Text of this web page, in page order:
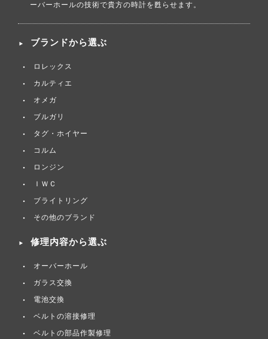
ーバーホールの技術で貴方の時計を甦らせます。
ブランドから選ぶ
ロレックス
カルティエ
オメガ
ブルガリ
タグ・ホイヤー
コルム
ロンジン
ＩＷＣ
ブライトリング
その他のブランド
修理内容から選ぶ
オーバーホール
ガラス交換
電池交換
ベルトの溶接修理
ベルトの部品作製修理